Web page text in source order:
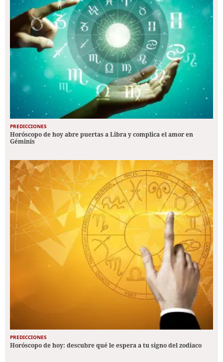
PREDICCIONES
Horóscopo de hoy abre puertas a Libra y complica el amor en
Géminis
PREDICCIONES
Horóscopo de hoy: descubre qué le espera a tu signo del zodiaco